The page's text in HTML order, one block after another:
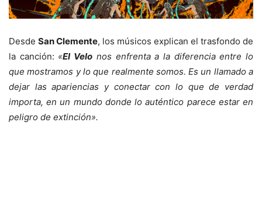
Desde San Clemente, los músicos explican el trasfondo de
la canción: «El Velo nos enfrenta a la diferencia entre lo
que mostramos y lo que realmente somos. Es un llamado a
dejar las apariencias y conectar con lo que de verdad
importa, en un mundo donde lo auténtico parece estar en
peligro de extinción».